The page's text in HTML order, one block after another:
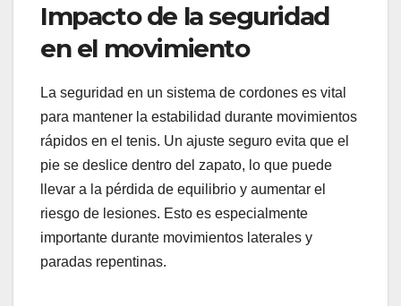
Impacto de la seguridad
en el movimiento
La seguridad en un sistema de cordones es vital
para mantener la estabilidad durante movimientos
rápidos en el tenis. Un ajuste seguro evita que el
pie se deslice dentro del zapato, lo que puede
llevar a la pérdida de equilibrio y aumentar el
riesgo de lesiones. Esto es especialmente
importante durante movimientos laterales y
paradas repentinas.